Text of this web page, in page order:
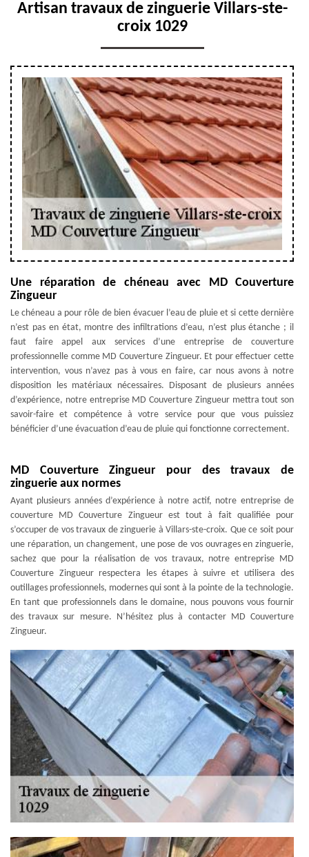
Artisan travaux de zinguerie Villars-ste-
croix 1029
Une réparation de chéneau avec MD Couverture
Zingueur
Le chéneau a pour rôle de bien évacuer l’eau de pluie et si cette dernière
n’est pas en état, montre des infiltrations d’eau, n’est plus étanche ; il
faut faire appel aux services d’une entreprise de couverture
professionnelle comme MD Couverture Zingueur. Et pour effectuer cette
intervention, vous n’avez pas à vous en faire, car nous avons à notre
disposition les matériaux nécessaires. Disposant de plusieurs années
d’expérience, notre entreprise MD Couverture Zingueur mettra tout son
savoir-faire et compétence à votre service pour que vous puissiez
bénéficier d’une évacuation d’eau de pluie qui fonctionne correctement.
MD Couverture Zingueur pour des travaux de
zinguerie aux normes
Ayant plusieurs années d’expérience à notre actif, notre entreprise de
couverture MD Couverture Zingueur est tout à fait qualifiée pour
s’occuper de vos travaux de zinguerie à Villars-ste-croix. Que ce soit pour
une réparation, un changement, une pose de vos ouvrages en zinguerie,
sachez que pour la réalisation de vos travaux, notre entreprise MD
Couverture Zingueur respectera les étapes à suivre et utilisera des
outillages professionnels, modernes qui sont à la pointe de la technologie.
En tant que professionnels dans le domaine, nous pouvons vous fournir
des travaux sur mesure. N’hésitez plus à contacter MD Couverture
Zingueur.